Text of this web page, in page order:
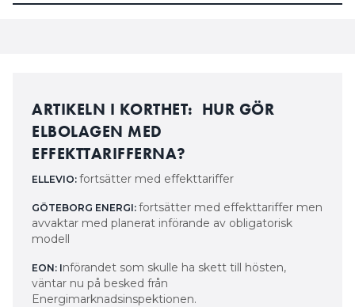
ARTIKELN I KORTHET: HUR GÖR
ELBOLAGEN MED
EFFEKTTARIFFERNA?
ELLEVIO: fortsätter med effekttariffer
GÖTEBORG ENERGI: fortsätter med effekttariffer men
avvaktar med planerat införande av obligatorisk
modell
EON: Införandet som skulle ha skett till hösten,
väntar nu på besked från
Energimarknadsinspektionen.